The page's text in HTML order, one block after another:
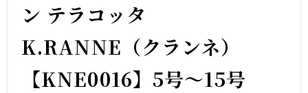
ン テラコッタ
K.RANNE（クランネ）
【KNE0016】5号～15号